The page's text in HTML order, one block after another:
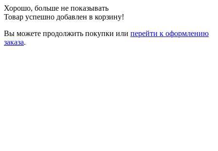
Хорошо, больше не показывать
Товар успешно добавлен в корзину!
Вы можете продолжить покупки или перейти к оформлению
заказа.